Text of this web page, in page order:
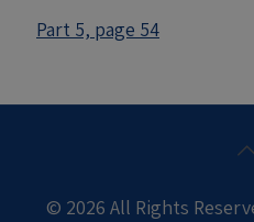
Part 5, page 54
© 2026 All Rights